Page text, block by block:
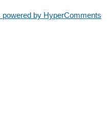
by HyperComments